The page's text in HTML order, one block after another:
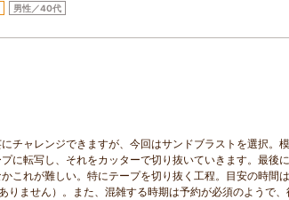
男性／40代
チャレンジできますが、今回はサンドブラストを選択。
に転写し、それをカッターで切り抜いていきます。最後
これが難しい。特にテープを切り抜く工程。目安の時間
りません）。また、混雑する時期は予約が必須のようで